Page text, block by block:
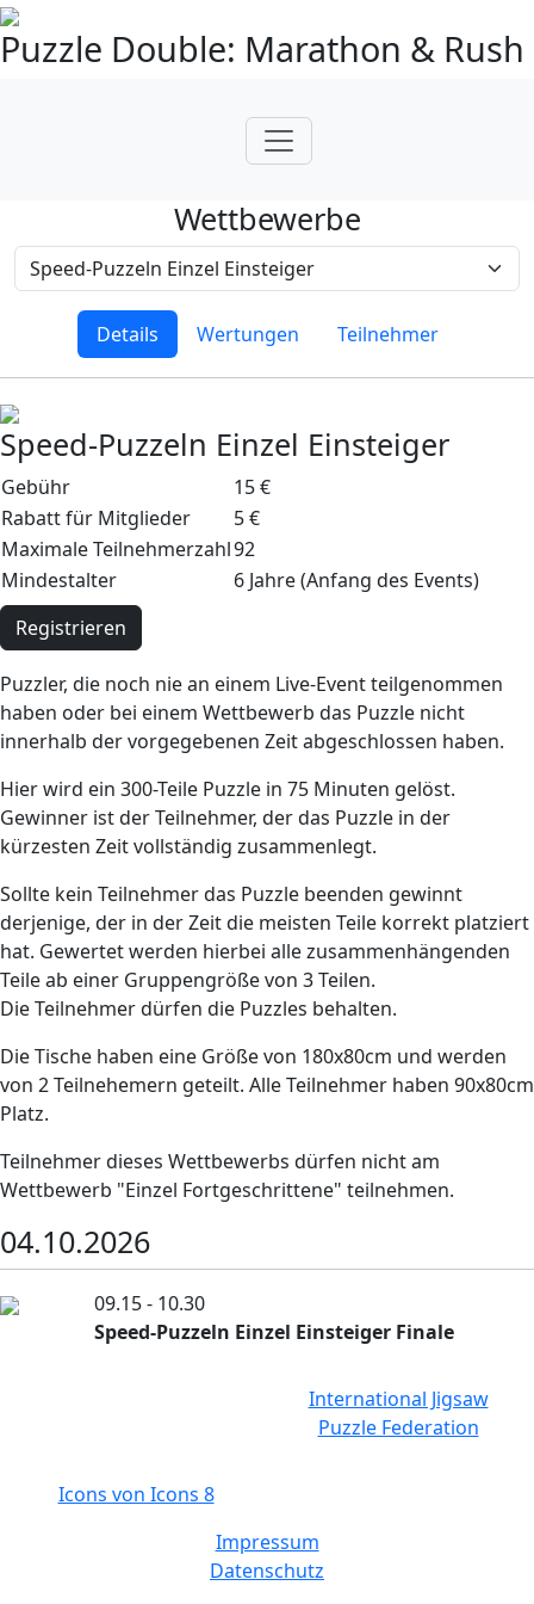
Puzzle Double: Marathon & Rush
Wettbewerbe
Details Wertungen Teilnehmer
Speed-Puzzeln Einzel Einsteiger
Gebühr
15 €
Rabatt für Mitglieder
5 €
Maximale Teilnehmerzahl92
Mindestalter
6 Jahre (Anfang des Events)
Registrieren
Puzzler, die noch nie an einem Live-Event teilgenommen
haben oder bei einem Wettbewerb das Puzzle nicht
innerhalb der vorgegebenen Zeit abgeschlossen haben.
Hier wird ein 300-Teile Puzzle in 75 Minuten gelöst.
Gewinner ist der Teilnehmer, der das Puzzle in der
kürzesten Zeit vollständig zusammenlegt.
Sollte kein Teilnehmer das Puzzle beenden gewinnt
derjenige, der in der Zeit die meisten Teile korrekt platziert
hat. Gewertet werden hierbei alle zusammenhängenden
Teile ab einer Gruppengröße von 3 Teilen.
Die Teilnehmer dürfen die Puzzles behalten.
Die Tische haben eine Größe von 180x80cm und werden
von 2 Teilnehemern geteilt. Alle Teilnehmer haben 90x80cm
Platz.
Teilnehmer dieses Wettbewerbs dürfen nicht am
Wettbewerb "Einzel Fortgeschrittene" teilnehmen.
04.10.2026
09.15 - 10.30
Speed-Puzzeln Einzel Einsteiger Finale
International Jigsaw
Puzzle Federation
Icons von Icons 8
Impressum
Datenschutz